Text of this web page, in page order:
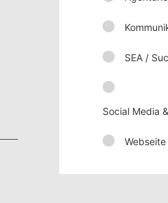
SEA /
Social Media